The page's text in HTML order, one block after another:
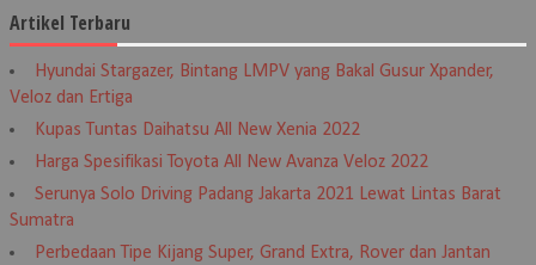
Artikel Terbaru
Hyundai Stargazer, Bintang LMPV yang Bakal Gusur Xpander,
Veloz dan Ertiga
Kupas Tuntas Daihatsu All New Xenia 2022
Harga Spesifikasi Toyota All New Avanza Veloz 2022
Serunya Solo Driving Padang Jakarta 2021 Lewat Lintas Barat
Sumatra
Perbedaan Tipe Kijang Super, Grand Extra, Rover dan Jantan